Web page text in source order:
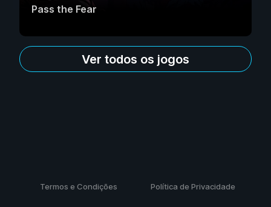
Pass the Fear
Ver todos os jogos
Termos e Condições Política de Privacidade